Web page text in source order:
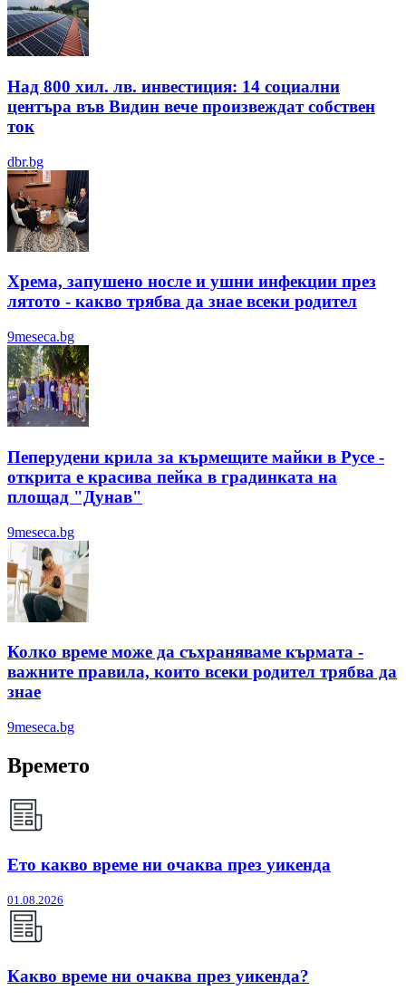
Над 800 хил. лв. инвестиция: 14 социални
центъра във Видин вече произвеждат собствен
ток
dbr.bg
Хрема, запушено носле и ушни инфекции през
лятотo - какво трябва да знае всеки родител
9meseca.bg
Пеперудени крила за кърмещите майки в Русе -
открита е красива пейка в градинката на
площад "Дунав"
9meseca.bg
Колко време може да съхраняваме кърмата -
важните правила, които всеки родител трябва да
знае
9meseca.bg
Времето
Ето какво време ни очаква през уикенда
01.08.2026
Какво време ни очаква през уикенда?